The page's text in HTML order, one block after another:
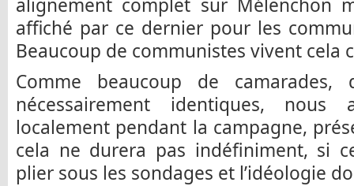
alignement complet sur Mélenchon
affiché par ce dernier pour les
Beaucoup de communistes vivent cela
Comme beaucoup de
nécessairement identiques,
localement pendant la campagne,
cela ne durera pas indéfiniment, si
plier sous les sondages et l’idéologie